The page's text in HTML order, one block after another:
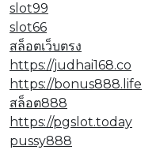
slot99
slot66
สล็อตเว็บตรง
https://judhai168.co
https://bonus888.life
สล็อต888
https://pgslot.today
pussy888